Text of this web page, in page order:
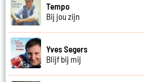
Tempo
Bij jou zijn
Yves Segers
Blijf bij mij